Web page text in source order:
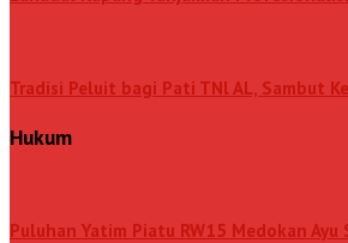
Tradisi Peluit bagi Pati TNl AL, Sambut
Hukum
Puluhan Yatim Piatu RW15 Medokan